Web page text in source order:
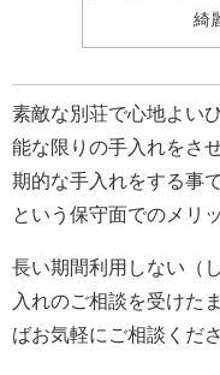
綺
素敵な別荘で心地よい
能な限りの手入れをさ
期的な手入れをする事
という保守面でのメリ
長い期間利用しない（
入れのご相談を受けた
ばお気軽にご相談くださ